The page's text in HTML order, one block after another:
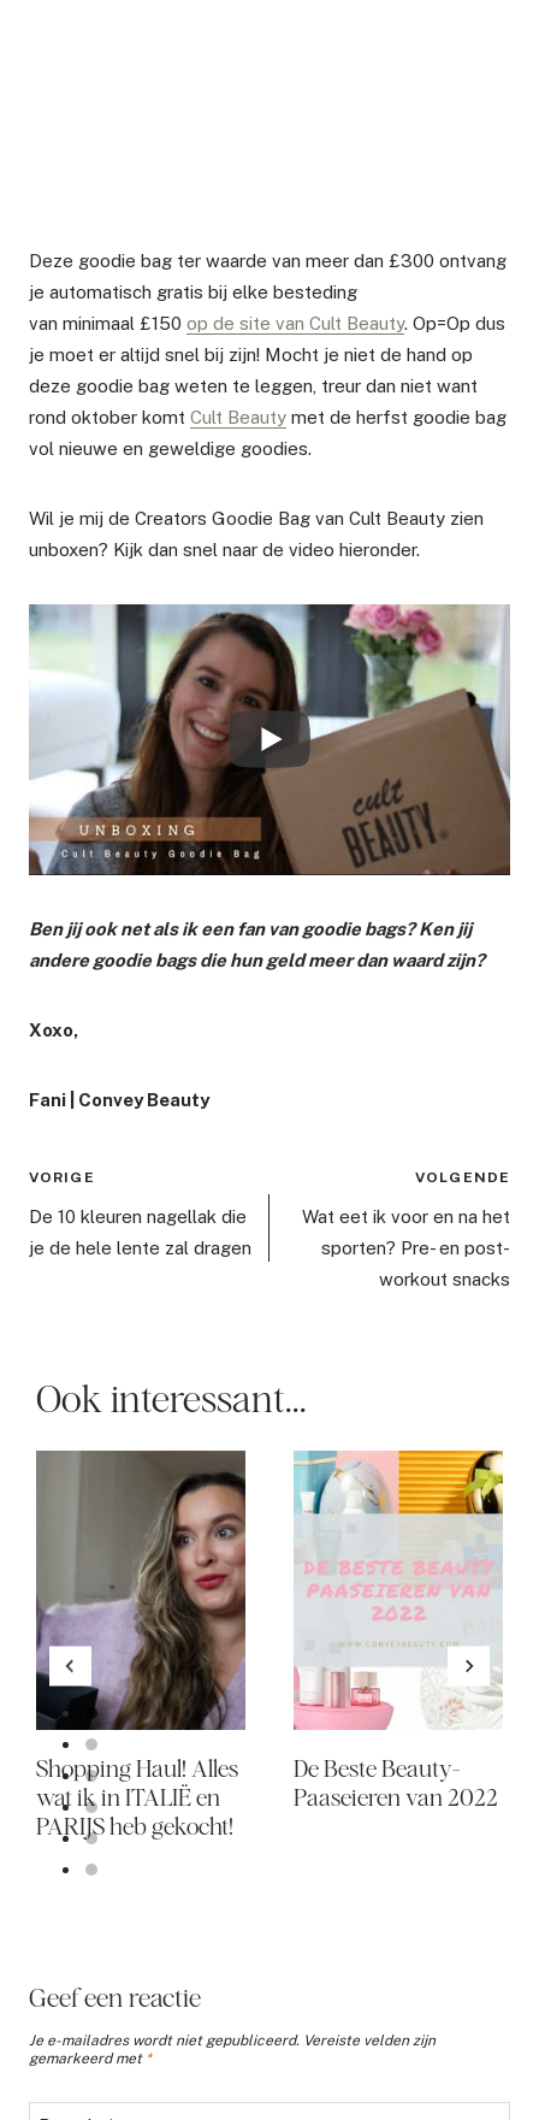
Deze goodie bag ter waarde van meer dan £300 ontvang
je automatisch gratis bij elke besteding
van minimaal £150 op de site van Cult Beauty. Op=Op dus
je moet er altijd snel bij zijn! Mocht je niet de hand op
deze goodie bag weten te leggen, treur dan niet want
rond oktober komt Cult Beauty met de herfst goodie bag
vol nieuwe en geweldige goodies.
Wil je mij de Creators Goodie Bag van Cult Beauty zien
unboxen? Kijk dan snel naar de video hieronder.
Ben jij ook net als ik een fan van goodie bags? Ken jij
andere goodie bags die hun geld meer dan waard zijn?
Xoxo,
Fani | Convey Beauty
Bericht
navigatie
VORIGE
De 10 kleuren nagellak die
je de hele lente zal dragen
VOLGENDE
Wat eet ik voor en na het
sporten? Pre- en post-
workout snacks
Ook interessant...
Shopping Haul! Alles
wat ik in ITALIË en
PARIJS heb gekocht!
De Beste Beauty-
Paaseieren van 2022
Geef een reactie
Je e-mailadres wordt niet gepubliceerd. Vereiste velden zijn
gemarkeerd met *